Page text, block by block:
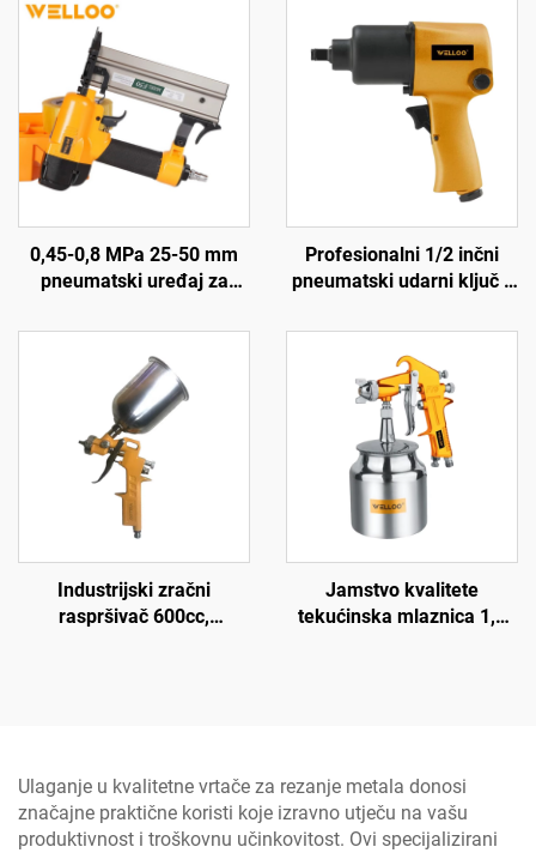
0,45-0,8 MPa 25-50 mm
pneumatski uređaj za
pričvršćivanje zraka, alati
za obradu drva,
pneumatski uređaj za
pričvršćivanje
Profesionalni 1/2 inčni
pneumatski udarni ključ s
570 N.M visoke snage
pneumatski alat
Industrijski zračni
raspršivač 600cc,
Jamstvo kvalitete
tekućinska mlaznica 1,5
Ulaganje u kvalitetne vrtače za rezanje metala donosi
značajne praktične koristi koje izravno utječu na vašu
produktivnost i troškovnu učinkovitost. Ovi specijalizirani